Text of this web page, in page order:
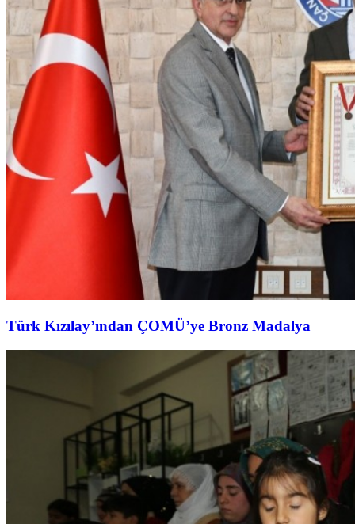
Türk Kızılay’ından ÇOMÜ’ye Bronz Madalya